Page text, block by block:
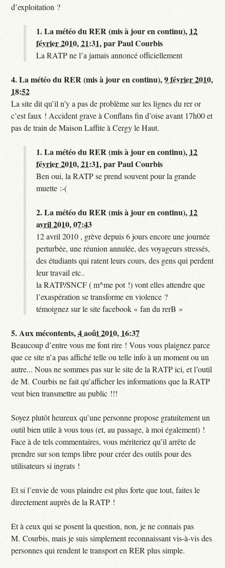
d’exploitation ?
1.La météo du RER (mis à jour en continu), 12
février 2010, 21:31,parPaul Courbis
La RATP ne l’a jamais annoncé officiellement
4.La météo du RER (mis à jour en continu),9 février 2010,
18:52
La site dit qu’il n’y a pas de problème sur les lignes du rer or
c’est faux ! Accident grave à Conflans fin d’oise avant 17h00 et
pas de train de Maison Laffite à Cergy le Haut.
1.La météo du RER (mis à jour en continu), 12
février 2010, 21:31,parPaul Courbis
Ben oui, la RATP se prend souvent pour la grande
muette :-(
2.La météo du RER (mis à jour en continu), 12
avril 2010, 07:43
12 avril 2010 , grève depuis 6 jours encore une journée
perturbée, une réunion annulée, des voyageurs stressés,
des étudiants qui ratent leurs cours, des gens qui perdent
leur travail etc..
la RATP/SNCF ( m^me pot !) vont elles attendre que
l’exaspération se transforme en violence ?
témoignez sur le site facebook « fan du rerB »
5.Aux mécontents,4 août 2010, 16:37
Beaucoup d’entre vous me font rire ! Vous vous plaignez parce
que ce site n’a pas affiché telle ou telle info à un moment ou un
autre... Nous ne sommes pas sur le site de la RATP ici, et l’outil
de M. Courbis ne fait qu’afficher les informations que la RATP
veut bien transmettre au public !!!
Soyez plutôt heureux qu’une personne propose gratuitement un
outil bien utile à vous tous (et, au passage, à moi également) !
Face à de tels commentaires, vous mériteriez qu’il arrête de
prendre sur son temps libre pour créer des outils pour des
utilisateurs si ingrats !
Et si l’envie de vous plaindre est plus forte que tout, faites le
directement auprès de la RATP !
Et à ceux qui se posent la question, non, je ne connais pas
M. Courbis, mais je suis simplement reconnaissant vis-à-vis des
personnes qui rendent le transport en RER plus simple.